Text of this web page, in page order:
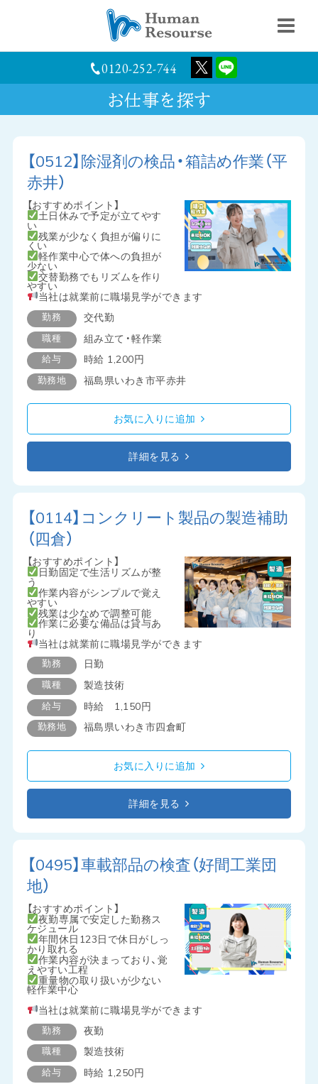
0120-252-744
お仕事を探す
【0512】除湿剤の検品・箱詰め作業（平
赤井）
【おすすめポイント】
土日休みで予定が立てやす
い
残業が少なく負担が偏りに
くい
軽作業中心で体への負担が
少ない
交替勤務でもリズムを作り
やすい
当社は就業前に職場見学ができます
勤務 交代勤
職種 組み立て・軽作業
給与 時給 1,200円
勤務地 福島県いわき市平赤井
お気に入りに追加
詳細を見る
【0114】コンクリート製品の製造補助
（四倉）
【おすすめポイント】
日勤固定で生活リズムが整
う
作業内容がシンプルで覚え
やすい
残業は少なめで調整可能
作業に必要な備品は貸与あ
り
当社は就業前に職場見学ができます
勤務 日勤
職種 製造技術
給与 時給 1,150円
勤務地 福島県いわき市四倉町
お気に入りに追加
詳細を見る
【0495】車載部品の検査（好間工業団
地）
【おすすめポイント】
夜勤専属で安定した勤務ス
ケジュール
年間休日123日で休日がしっ
かり取れる
作業内容が決まっており、覚
えやすい工程
重量物の取り扱いが少ない
軽作業中心
当社は就業前に職場見学ができます
勤務 夜勤
職種 製造技術
給与 時給 1,250円